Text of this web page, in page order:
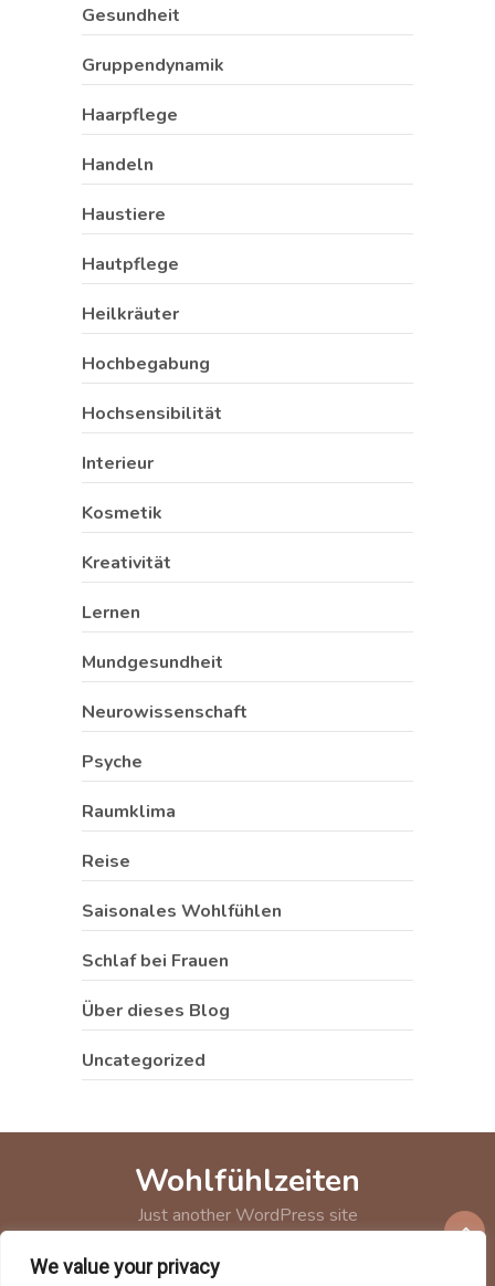
We value your privacy
Gesundheit
Gruppendynamik
Haarpflege
Handeln
Haustiere
Hautpflege
Heilkräuter
Hochbegabung
Hochsensibilität
Interieur
Kosmetik
Kreativität
Lernen
Mundgesundheit
Neurowissenschaft
Psyche
Raumklima
Reise
Saisonales Wohlfühlen
Schlaf bei Frauen
Über dieses Blog
Uncategorized
Wohlfühlzeiten
Just another WordPress site